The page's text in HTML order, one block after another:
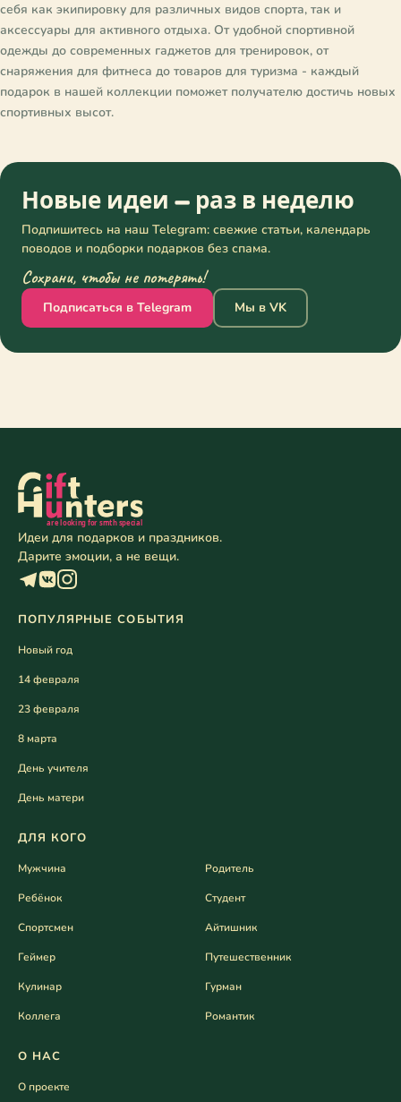
себя как экипировку для различных видов спорта, так и
аксессуары для активного отдыха. От удобной спортивной
одежды до современных гаджетов для тренировок, от
снаряжения для фитнеса до товаров для туризма - каждый
подарок в нашей коллекции поможет получателю достичь новых
спортивных высот.
Новые идеи — раз в неделю
Подпишитесь на наш Telegram: свежие статьи, календарь
поводов и подборки подарков без спама.
Сохрани, чтобы не потерять!
Подписаться в Telegram Мы в VK
Идеи для подарков и праздников.
Дарите эмоции, а не вещи.
ПОПУЛЯРНЫЕ СОБЫТИЯ
Новый год
14 февраля
23 февраля
8 марта
День учителя
День матери
ДЛЯ КОГО
Мужчина Родитель
Ребёнок Студент
Спортсмен Айтишник
Геймер Путешественник
Кулинар Гурман
Коллега Романтик
О НАС
О проекте